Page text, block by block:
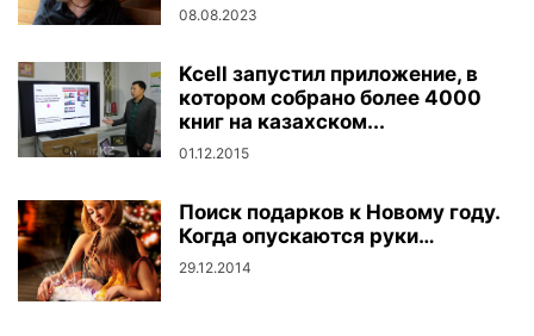
08.08.2023
Kcell запустил приложение, в
котором собрано более 4000
книг на казахском...
01.12.2015
Поиск подарков к Новому году.
Когда опускаются руки…
29.12.2014